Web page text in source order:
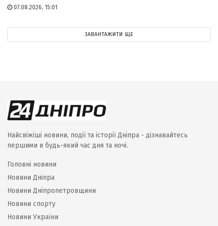
07.08.2026, 15:01
ЗАВАНТАЖИТИ ЩЕ
Найсвіжіші новини, події та історії Дніпра - дізнавайтесь
першими в будь-який час дня та ночі.
Головні новини
Новини Дніпра
Новини Дніпропетровщини
Новини спорту
Новини України